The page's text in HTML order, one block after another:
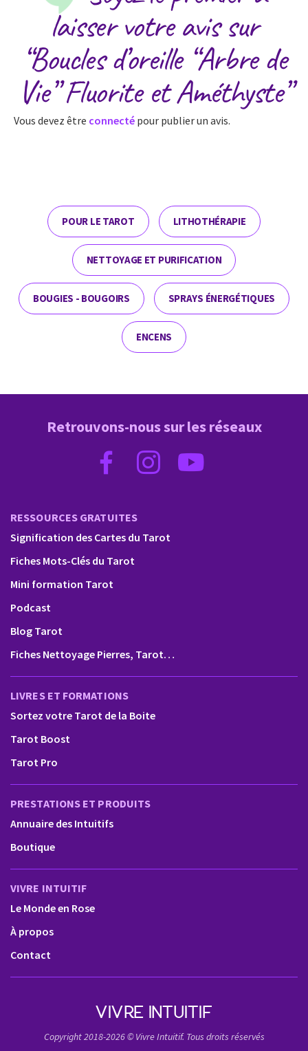
laisser votre avis sur
“Boucles d’oreille “Arbre de
Vie” Fluorite et Améthyste”
Vous devez être connecté pour publier un avis.
POUR LE TAROT LITHOTHÉRAPIE
NETTOYAGE ET PURIFICATION
BOUGIES - BOUGOIRS SPRAYS ÉNERGÉTIQUES
ENCENS
RESSOURCES GRATUITES
Signification des Cartes du Tarot
Fiches Mots-Clés du Tarot
Mini formation Tarot
Podcast
Blog Tarot
Fiches Nettoyage Pierres, Tarot…
LIVRES ET FORMATIONS
Sortez votre Tarot de la Boite
Tarot Boost
Tarot Pro
PRESTATIONS ET PRODUITS
Annuaire des Intuitifs
Boutique
VIVRE INTUITIF
Le Monde en Rose
À propos
Contact
Retrouvons-nous sur les réseaux
VIVRE INTUITIF
Copyright 2018-2026 © Vivre Intuitif. Tous droits réservés